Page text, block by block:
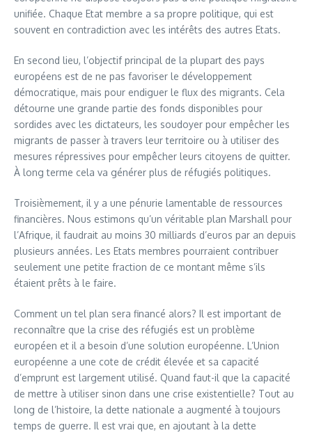
unifiée. Chaque Etat membre a sa propre politique, qui est
souvent en contradiction avec les intérêts des autres Etats.
En second lieu, l’objectif principal de la plupart des pays
européens est de ne pas favoriser le développement
démocratique, mais pour endiguer le flux des migrants. Cela
détourne une grande partie des fonds disponibles pour
sordides avec les dictateurs, les soudoyer pour empêcher les
migrants de passer à travers leur territoire ou à utiliser des
mesures répressives pour empêcher leurs citoyens de quitter.
À long terme cela va générer plus de réfugiés politiques.
Troisièmement, il y a une pénurie lamentable de ressources
financières. Nous estimons qu’un véritable plan Marshall pour
l’Afrique, il faudrait au moins 30 milliards d’euros par an depuis
plusieurs années. Les Etats membres pourraient contribuer
seulement une petite fraction de ce montant même s’ils
étaient prêts à le faire.
Comment un tel plan sera financé alors? Il est important de
reconnaître que la crise des réfugiés est un problème
européen et il a besoin d’une solution européenne. L’Union
européenne a une cote de crédit élevée et sa capacité
d’emprunt est largement utilisé. Quand faut-il que la capacité
de mettre à utiliser sinon dans une crise existentielle? Tout au
long de l’histoire, la dette nationale a augmenté à toujours
temps de guerre. Il est vrai que, en ajoutant à la dette